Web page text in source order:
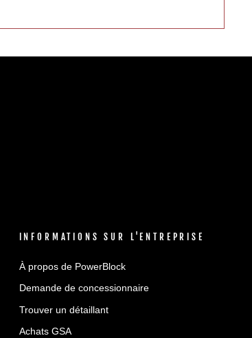
INFORMATIONS SUR L'ENTREPRISE
À propos de PowerBlock
Demande de concessionnaire
Trouver un détaillant
Achats GSA